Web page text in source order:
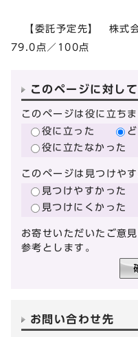
【委託予定先】
79.0点／100点
このページに対し
このページは役に立ち
役に立った
役に立たなかった
このページは見つけや
見つけやすかった
見つけにくかった
お寄せいただいたご意
参考とします。
お問い合わせ先